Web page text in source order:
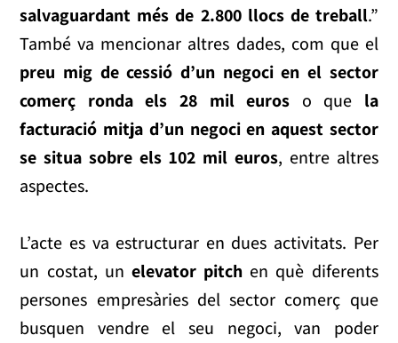
salvaguardant més de 2.800 llocs de treball.”
També va mencionar altres dades, com que el
preu mig de cessió d’un negoci en el sector
comerç ronda els 28 mil euros o que la
facturació mitja d’un negoci en aquest sector
se situa sobre els 102 mil euros, entre altres
aspectes.
L’acte es va estructurar en dues activitats. Per
un costat, un elevator pitch en què diferents
persones empresàries del sector comerç que
busquen vendre el seu negoci, van poder